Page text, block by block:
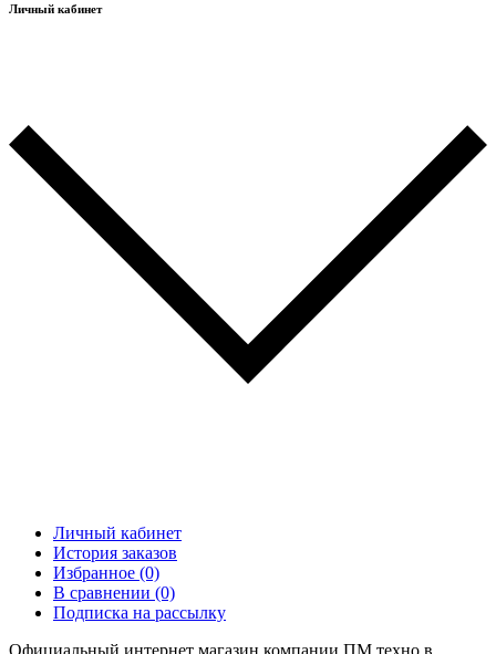
Личный кабинет
Личный кабинет
История заказов
Избранное (0)
В сравнении (0)
Подписка на рассылку
Официальный интернет магазин компании ПМ техно в